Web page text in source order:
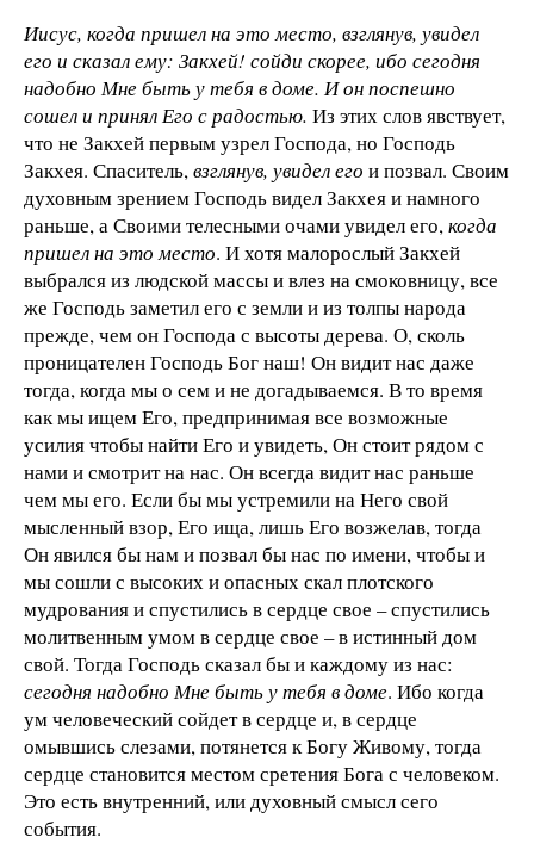
Иисус, когда пришел на это место, взглянув, увидел
его и сказал ему: Закхей! сойди скорее, ибо сегодня
надобно Мне быть у тебя в доме. И он поспешно
сошел и принял Его с радостью. Из этих слов явствует,
что не Закхей первым узрел Господа, но Господь
Закхея. Спаситель,взглянув, увидел его и позвал. Своим
духовным зрением Господь видел Закхея и намного
раньше, а Своими телесными очами увидел его,когда
пришел на это место. И хотя малорослый Закхей
выбрался из людской массы и влез на смоковницу, все
же Господь заметил его с земли и из толпы народа
прежде, чем он Господа с высоты дерева. О, сколь
проницателен Господь Бог наш! Он видит нас даже
тогда, когда мы о сем и не догадываемся. В то время
как мы ищем Его, предпринимая все возможные
усилия чтобы найти Его и увидеть, Он стоит рядом с
нами и смотрит на нас. Он всегда видит нас раньше
чем мы его. Если бы мы устремили на Него свой
мысленный взор, Его ища, лишь Его возжелав, тогда
Он явился бы нам и позвал бы нас по имени, чтобы и
мы сошли с высоких и опасных скал плотского
мудрования и спустились в сердце свое – спустились
молитвенным умом в сердце свое – в истинный дом
свой. Тогда Господь сказал бы и каждому из нас:
сегодня надобно Мне быть у тебя в доме. Ибо когда
ум человеческий сойдет в сердце и, в сердце
омывшись слезами, потянется к Богу Живому, тогда
сердце становится местом сретения Бога с человеком.
Это есть внутренний, или духовный смысл сего
события.